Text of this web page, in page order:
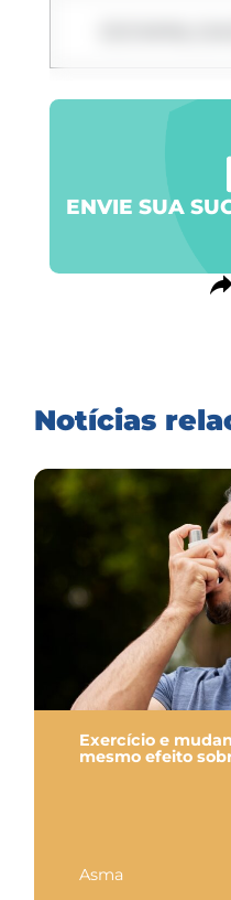
ENVIE SUA
Notícias
Exercício e
mesmo efeito
Asma